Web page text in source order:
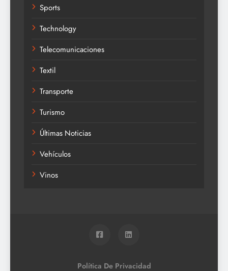
Sports
Technology
Telecomunicaciones
Textil
Transporte
Turismo
Últimas Noticias
Vehículos
Vinos
Política De Privacidad